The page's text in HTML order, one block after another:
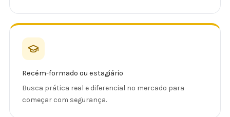
Recém-formado ou estagiário
Busca prática real e diferencial no mercado para
começar com segurança.